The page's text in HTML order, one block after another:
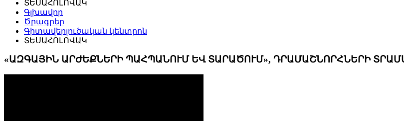
ՏԵՍԱՀՈԼՈՎԱԿ
Գլխավոր
Ծրագրեր
Գիտավերլուծական կենտրոն
ՏԵՍԱՀՈԼՈՎԱԿ
«ԱԶԳԱՅԻՆ ԱՐԺԵՔՆԵՐԻ ՊԱՀՊԱՆՈՒՄ ԵՎ ՏԱՐԱԾՈՒՄ», ԴՐԱՄԱՇՆՈՐՀՆԵՐԻ